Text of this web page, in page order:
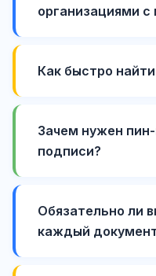
организациями
Как быстро
Зачем нужен
подписи?
Обязательно ли
каждый